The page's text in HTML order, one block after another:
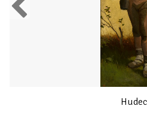
Previous
Hudec